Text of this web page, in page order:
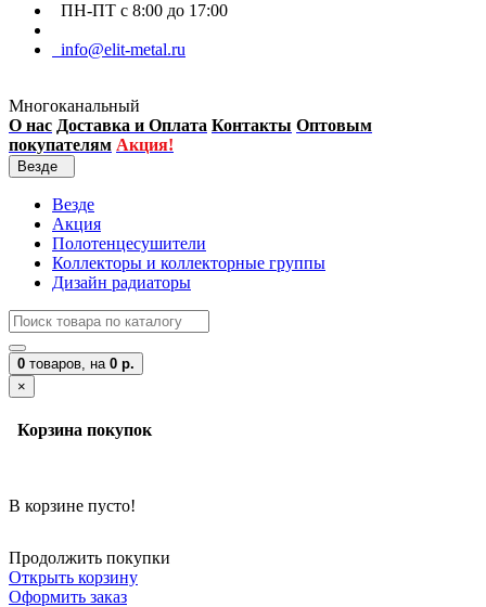
ПН-ПТ с 8:00 до 17:00
info@elit-metal.ru
Многоканальный
О нас Доставка и Оплата Контакты Оптовым
покупателям Акция!
Везде
Везде
Акция
Полотенцесушители
Коллекторы и коллекторные группы
Дизайн радиаторы
0 товаров, на 0 р.
×
Корзина покупок
В корзине пусто!
Продолжить покупки
Открыть корзину
Оформить заказ